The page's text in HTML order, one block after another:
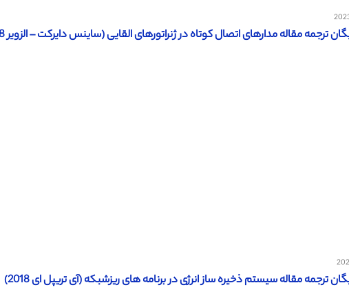
ترجمه مقاله مدارهای اتصال کوتاه در ژنراتورهای القایی (ساینس دایرکت – الزویر 2018)
ترجمه مقاله سیستم ذخیره ساز انرژی در برنامه های ریزشبکه (آی تریپل ای 2018)